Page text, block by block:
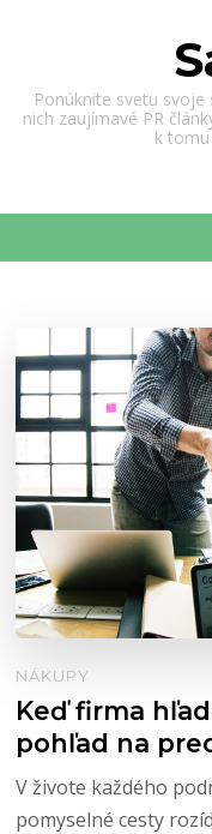
Ponúknite svetu
nich zaujímavé PR
k
NÁKUPY
Keď firma
pohľad na
V živote každého
pomyselné cesty